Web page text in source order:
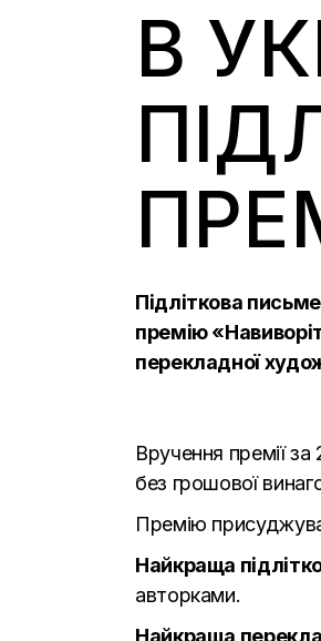
В
Підліткова
премію
перекладної
Вручення премії
без грошової
Премію
Найкраща
авторками.
Найкраща